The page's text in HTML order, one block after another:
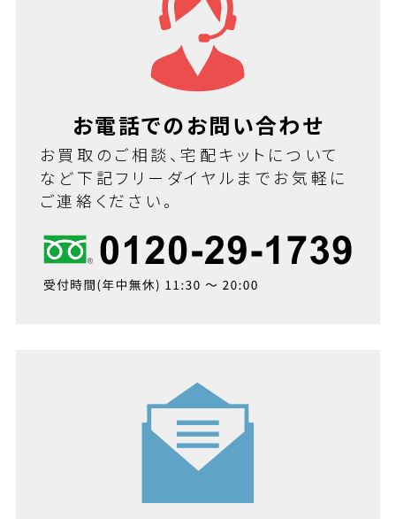
お電話でのお問い合わせ
お買取のご相談、宅配キットについて
など下記フリーダイヤルまでお気軽に
ご連絡ください。